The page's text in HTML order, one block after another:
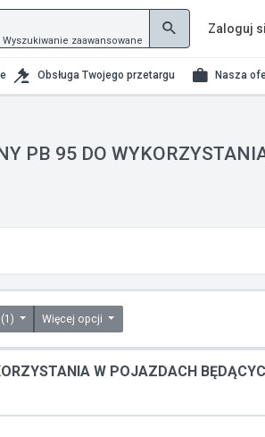
Wyszukiwanie zaawansowane
Zaloguj
Obsługa Twojego przetargu Nasza
PB 95 DO
Więcej opcji
W POJAZDACH